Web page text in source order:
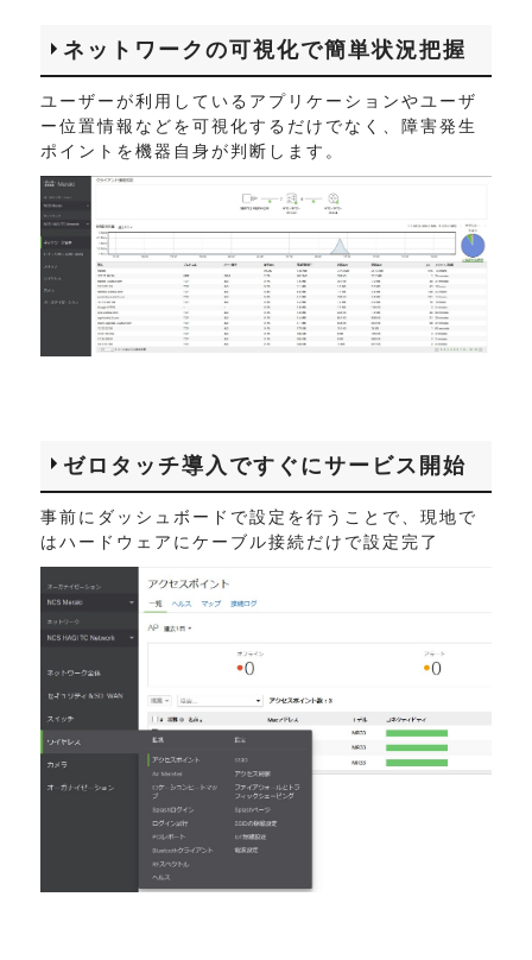
ネットワークの可視化で簡単状況把握
ユーザーが利用しているアプリケーションやユーザ
ー位置情報などを可視化するだけでなく、障害発生
ポイントを機器自身が判断します。
ゼロタッチ導入ですぐにサービス開始
事前にダッシュボードで設定を行うことで、現地で
はハードウェアにケーブル接続だけで設定完了